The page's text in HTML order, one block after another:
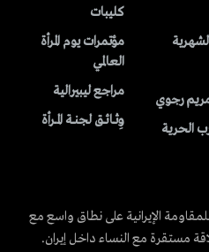
رجوي
الحرية
کلیبات
مؤتمرات يوم المرأة
العالمي
مراجع ليبيرالية
وِثــائــق لجنــة المــرأة
الإيرانية على نطاق واسع مع
مستقرة مع النساء داخل إيران.